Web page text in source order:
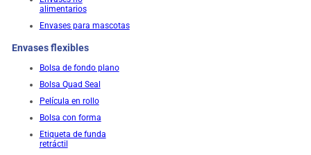
alimentarios
Envases para mascotas
Envases flexibles
Bolsa de fondo plano
Bolsa Quad Seal
Película en rollo
Bolsa con forma
Etiqueta de funda
retráctil